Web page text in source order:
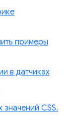
примеры
в датчиках
CSS.